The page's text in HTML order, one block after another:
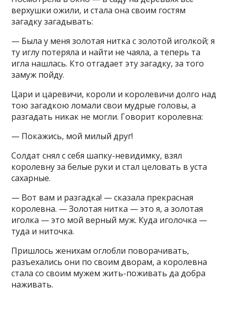
верхушки ожили, и стала она своим гостям
загадку загадывать:
— Была у меня золотая нитка с золотой иголкой; я
ту иглу потеряла и найти не чаяла, а теперь та
игла нашлась. Кто отгадает эту загадку, за того
замуж пойду.
Цари и царевичи, короли и королевичи долго над
тою загадкою ломали свои мудрые головы, а
разгадать никак не могли. Говорит королевна:
— Покажись, мой милый друг!
Солдат снял с себя шапку-невидимку, взял
королевну за белые руки и стал целовать в уста
сахарные.
— Вот вам и разгадка! — сказала прекрасная
королевна. — Золотая нитка — это я, а золотая
иголка — это мой верный муж. Куда иголочка —
туда и ниточка.
Пришлось женихам оглобли поворачивать,
разъехались они по своим дворам, а королевна
стала со своим мужем жить-поживать да добра
наживать.